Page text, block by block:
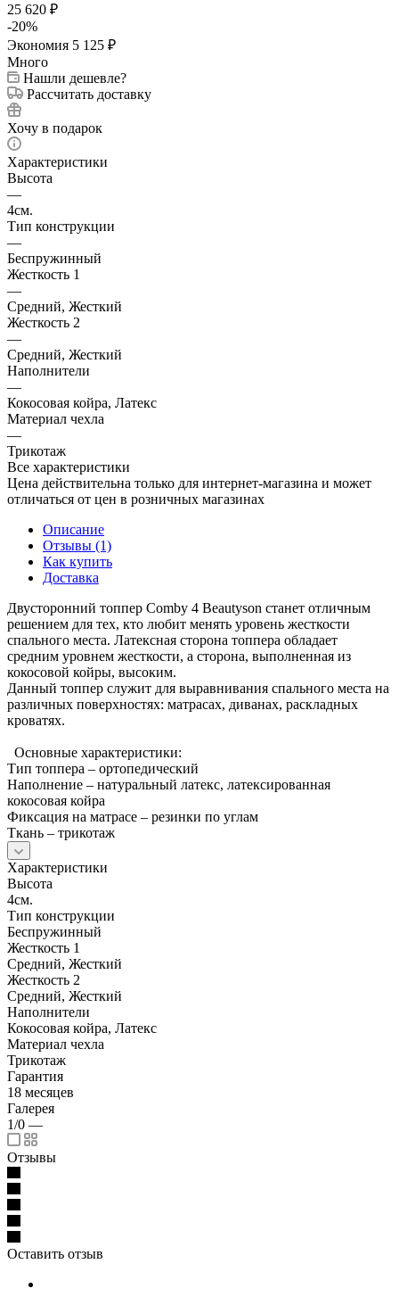
25 620 ₽
-20%
Экономия 5 125 ₽
Много
Нашли дешевле?
Рассчитать доставку
Хочу в подарок
Характеристики
Высота
—
4см.
Тип конструкции
—
Беспружинный
Жесткость 1
—
Средний, Жесткий
Жесткость 2
—
Средний, Жесткий
Наполнители
—
Кокосовая койра, Латекс
Материал чехла
—
Трикотаж
Все характеристики
Цена действительна только для интернет-магазина и может
отличаться от цен в розничных магазинах
Описание
Отзывы (1)
Как купить
Доставка
Двусторонний топпер Comby 4 Beautyson станет отличным
решением для тех, кто любит менять уровень жесткости
спального места. Латексная сторона топпера обладает
средним уровнем жесткости, а сторона, выполненная из
кокосовой койры, высоким.
Данный топпер служит для выравнивания спального места на
различных поверхностях: матрасах, диванах, раскладных
кроватях.
Основные характеристики:
Тип топпера – ортопедический
Наполнение – натуральный латекс, латексированная
кокосовая койра
Фиксация на матрасе – резинки по углам
Ткань – трикотаж
Характеристики
Высота
4см.
Тип конструкции
Беспружинный
Жесткость 1
Средний, Жесткий
Жесткость 2
Средний, Жесткий
Наполнители
Кокосовая койра, Латекс
Материал чехла
Трикотаж
Гарантия
18 месяцев
Галерея
1/0 —
Отзывы
Оставить отзыв